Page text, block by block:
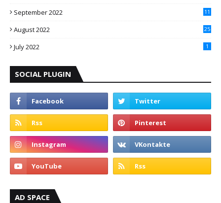
September 2022 11
August 2022 25
July 2022 1
SOCIAL PLUGIN
AD SPACE